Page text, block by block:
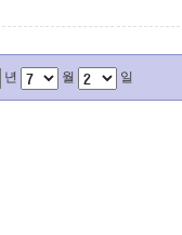
년 월 일